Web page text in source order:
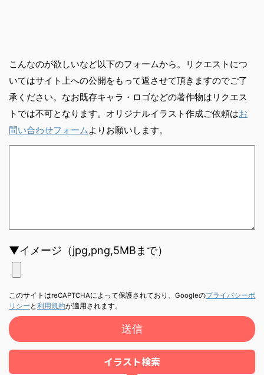
こんなのが欲しいなど以下のフォームから。リクエストにつ
いてはサイト上への公開をもって返させて頂きますのでご了
承ください。なお既存キャラ・ロゴなどの著作物はリクエス
トでは不可となります。オリジナルイラスト作成ご依頼はお
問い合わせフォーム よりお願いします。
▼イメージ（jpg,png,5MBまで）
このサイトはreCAPTCHAによって保護されており、Googleのプライバシーポ
リシー と利用規約が適用されます。
イラスト検索